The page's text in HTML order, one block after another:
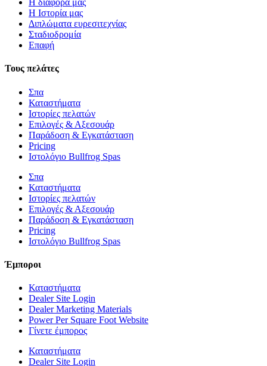
Η διαφορά μας
Η Ιστορία μας
Διπλώματα ευρεσιτεχνίας
Σταδιοδρομία
Επαφή
Τους πελάτες
Σπα
Καταστήματα
Ιστορίες πελατών
Επιλογές & Αξεσουάρ
Παράδοση & Εγκατάσταση
Pricing
Ιστολόγιο Bullfrog Spas
Σπα
Καταστήματα
Ιστορίες πελατών
Επιλογές & Αξεσουάρ
Παράδοση & Εγκατάσταση
Pricing
Ιστολόγιο Bullfrog Spas
Έμποροι
Καταστήματα
Dealer Site Login
Dealer Marketing Materials
Power Per Square Foot Website
Γίνετε έμπορος
Καταστήματα
Dealer Site Login